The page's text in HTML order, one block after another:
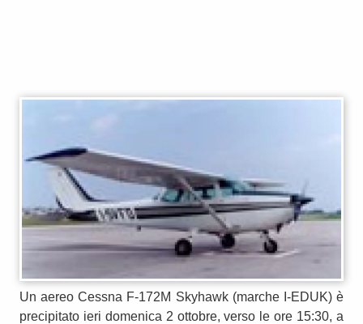
Un aereo Cessna F-172M Skyhawk (marche I-EDUK) è
precipitato ieri domenica 2 ottobre, verso le ore 15:30, a